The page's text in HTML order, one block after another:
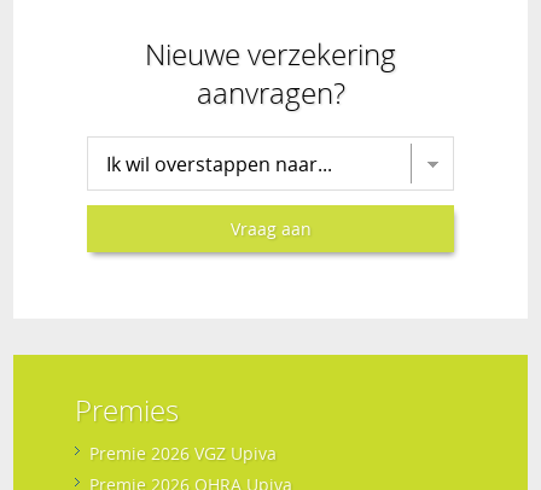
Nieuwe verzekering
aanvragen?
Kies verzekering voor aanvraag
Vraag aan
Premies
Premie 2026 VGZ Upiva
Premie 2026 OHRA Upiva